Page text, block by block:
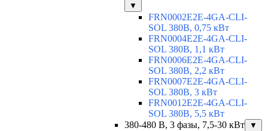
▼
FRN0002E2E-4GA-CLI-
SOL 380В, 0,75 кВт
FRN0004E2E-4GA-CLI-
SOL 380В, 1,1 кВт
FRN0006E2E-4GA-CLI-
SOL 380В, 2,2 кВт
FRN0007E2E-4GA-CLI-
SOL 380В, 3 кВт
FRN0012E2E-4GA-CLI-
SOL 380В, 5,5 кВт
380-480 В, 3 фазы, 7,5-30 кВт
▼